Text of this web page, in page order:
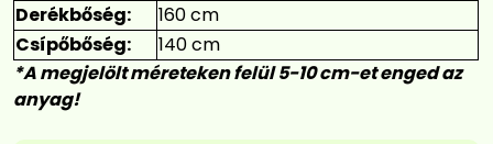
Derékbőség:
160 cm
Csípőbőség:
140 cm
*A megjelölt méreteken felül 5-10 cm-et enged az
anyag!